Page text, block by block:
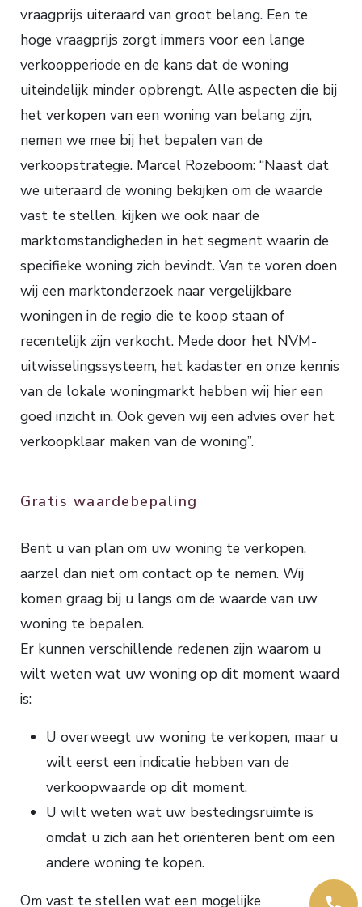
vraagprijs uiteraard van groot belang. Een te
hoge vraagprijs zorgt immers voor een lange
verkoopperiode en de kans dat de woning
uiteindelijk minder opbrengt. Alle aspecten die bij
het verkopen van een woning van belang zijn,
nemen we mee bij het bepalen van de
verkoopstrategie. Marcel Rozeboom: “Naast dat
we uiteraard de woning bekijken om de waarde
vast te stellen, kijken we ook naar de
marktomstandigheden in het segment waarin de
specifieke woning zich bevindt. Van te voren doen
wij een marktonderzoek naar vergelijkbare
woningen in de regio die te koop staan of
recentelijk zijn verkocht. Mede door het NVM-
uitwisselingssysteem, het kadaster en onze kennis
van de lokale woningmarkt hebben wij hier een
goed inzicht in. Ook geven wij een advies over het
verkoopklaar maken van de woning”.
Gratis waardebepaling
Bent u van plan om uw woning te verkopen,
aarzel dan niet om contact op te nemen. Wij
komen graag bij u langs om de waarde van uw
woning te bepalen.
Er kunnen verschillende redenen zijn waarom u
wilt weten wat uw woning op dit moment waard
is:
U overweegt uw woning te verkopen, maar u
wilt eerst een indicatie hebben van de
verkoopwaarde op dit moment.
U wilt weten wat uw bestedingsruimte is
omdat u zich aan het oriënteren bent om een
andere woning te kopen.
Om vast te stellen wat een mogelijke